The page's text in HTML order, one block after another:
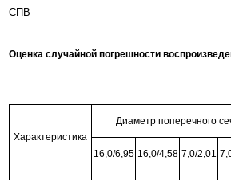
СПВ
Оценка случайной погрешности
Характеристика
Диаметр поперечного
16,0/6,95 16,0/4,58 7,0/2,01